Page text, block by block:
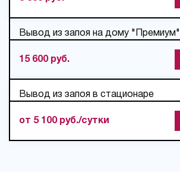
Вывод из запоя на дому "Премиум"
15 600 руб.
Вывод из запоя в стационаре
от 5 100 руб./сутки